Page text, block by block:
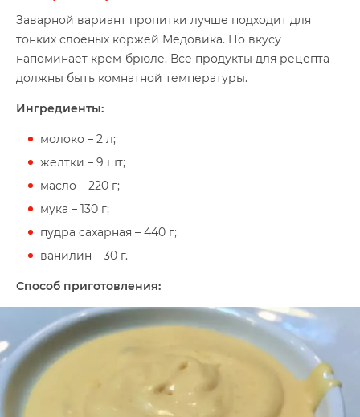
Заварной вариант пропитки лучше подходит для
тонких слоеных коржей Медовика. По вкусу
напоминает крем-брюле. Все продукты для рецепта
должны быть комнатной температуры.
Ингредиенты:
молоко – 2 л;
желтки – 9 шт;
масло – 220 г;
мука – 130 г;
пудра сахарная – 440 г;
ванилин – 30 г.
Способ приготовления: